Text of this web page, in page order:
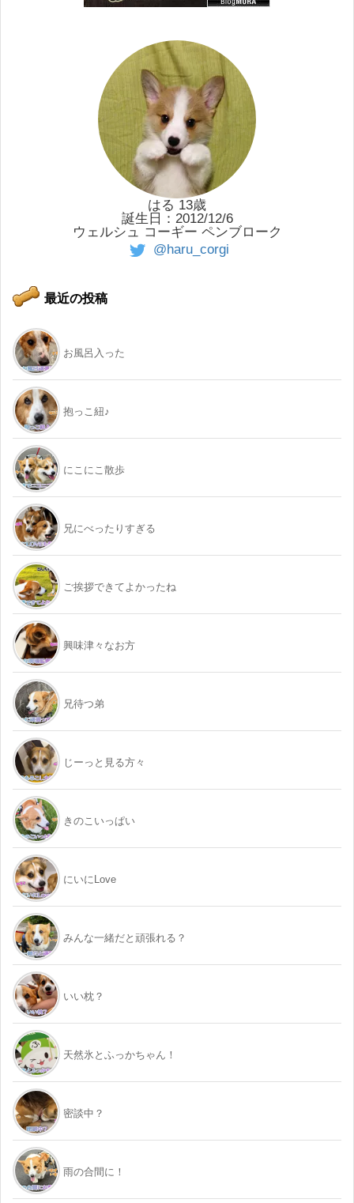
はる 13歳
誕生日：2012/12/6
ウェルシュ コーギー ペンブローク
@haru_corgi
最近の投稿
お風呂入った
抱っこ紐♪
にこにこ散歩
兄にべったりすぎる
ご挨拶できてよかったね
興味津々なお方
兄待つ弟
じーっと見る方々
きのこいっぱい
にいにLove
みんな一緒だと頑張れる？
いい枕？
天然氷とふっかちゃん！
密談中？
雨の合間に！